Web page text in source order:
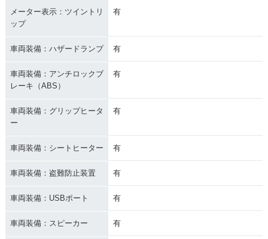
メーター表示：ツイントリ
ップ
有
車両装備：ハザードランプ 有
車両装備：アンチロックブ
レーキ（ABS）
有
車両装備：グリップヒータ
ー
有
車両装備：シートヒーター 有
車両装備：盗難防止装置 有
車両装備：USBポート 有
車両装備：スピーカー 有